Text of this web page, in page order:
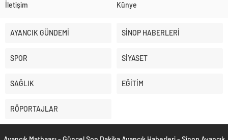
İletişim Künye
AYANCIK GÜNDEMİ SİNOP HABERLERİ
SPOR SİYASET
SAĞLIK EĞİTİM
RÖPORTAJLAR